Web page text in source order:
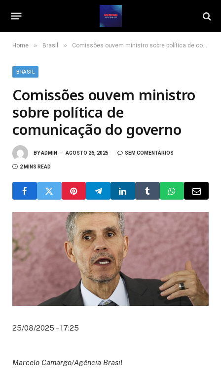
Home » Brasil » Comissões ouvem ministro sobre política de comunicação do governo
BRASIL
Comissões ouvem ministro
sobre política de
comunicação do governo
BYADMIN AGOSTO 26, 2025 SEM COMENTÁRIOS
2 MINS READ
25/08/2025 – 17:25
Marcelo Camargo/Agência Brasil